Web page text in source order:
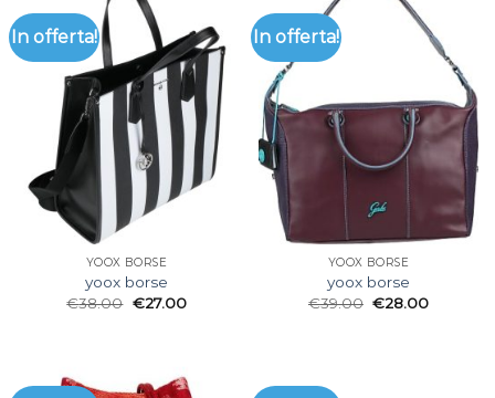
In offerta!
YOOX BORSE
yoox borse
€38.00 €27.00
In offerta!
YOOX BORSE
yoox borse
€39.00 €28.00